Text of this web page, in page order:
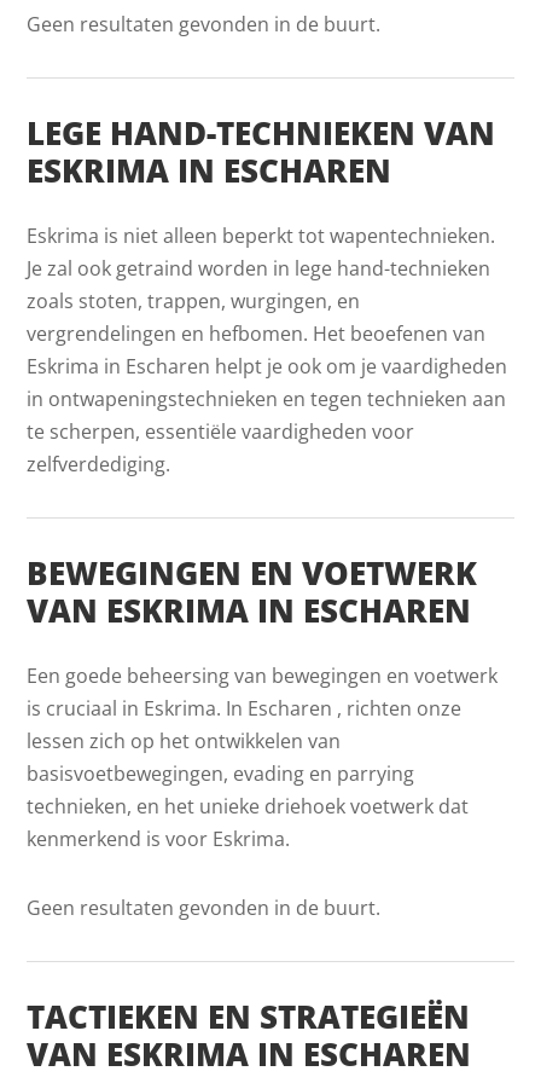
Geen resultaten gevonden in de buurt.
LEGE HAND-TECHNIEKEN VAN
ESKRIMA IN ESCHAREN
Eskrima is niet alleen beperkt tot wapentechnieken.
Je zal ook getraind worden in lege hand-technieken
zoals stoten, trappen, wurgingen, en
vergrendelingen en hefbomen. Het beoefenen van
Eskrima in Escharen helpt je ook om je vaardigheden
in ontwapeningstechnieken en tegen technieken aan
te scherpen, essentiële vaardigheden voor
zelfverdediging.
BEWEGINGEN EN VOETWERK
VAN ESKRIMA IN ESCHAREN
Een goede beheersing van bewegingen en voetwerk
is cruciaal in Eskrima. In Escharen , richten onze
lessen zich op het ontwikkelen van
basisvoetbewegingen, evading en parrying
technieken, en het unieke driehoek voetwerk dat
kenmerkend is voor Eskrima.
Geen resultaten gevonden in de buurt.
TACTIEKEN EN STRATEGIEËN
VAN ESKRIMA IN ESCHAREN